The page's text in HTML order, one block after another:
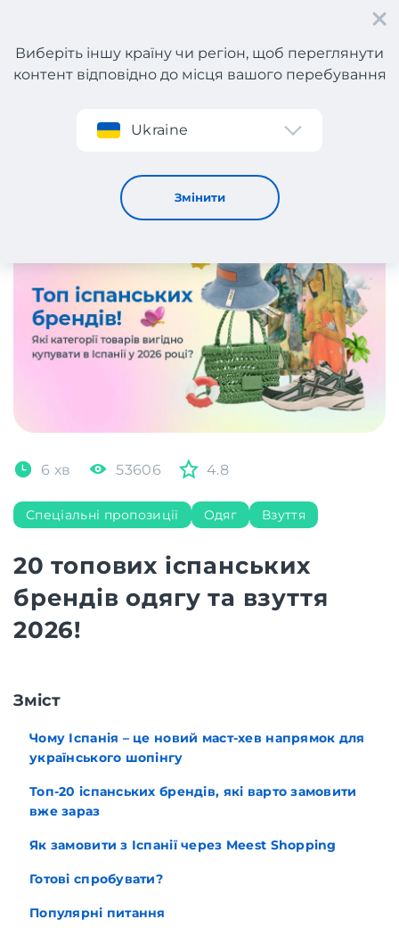
Реєстрація
Виберіть іншу країну чи регіон, щоб переглянути
контент відповідно до місця вашого перебування
Ukraine
Змінити
20 топових іспанських брендів одягу та взуття 2026!
6 хв 53606 4.8
Спеціальні пропозиції Одяг Взуття
20 топових іспанських
брендів одягу та взуття
2026!
Зміст
Чому Іспанія – це новий маст-хев напрямок для
українського шопінгу
Топ-20 іспанських брендів, які варто замовити
вже зараз
Як замовити з Іспанії через Meest Shopping
Готові спробувати?
Популярні питання